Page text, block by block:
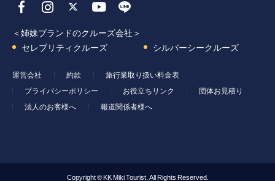
＜姉妹ブランドのクルーズ会社＞
セレブリティクルーズ
シルバーシークルーズ
運営会社 約款
旅行業取り扱い料金表
プライバシーポリシー
お役立ちリンク
団体お見積り
法人のお客様へ
報道関係者様へ
Copyright © KK Miki Tourist, All Rights Reserved.